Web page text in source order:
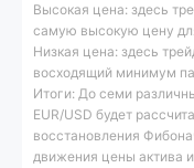
Высокая цена: здесь
самую высокую цену
Низкая цена: здесь
восходящий минимум
Итоги: До семи
EUR/USD будет
восстановления
движения цены актива